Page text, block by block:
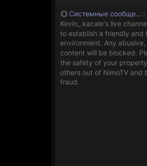
Системные сообщения :
Kevin_.kacale's live
to establish a friendly and
environment. Any
content will be blocked.
the safety of your
others out of NimoTV and
fraud.